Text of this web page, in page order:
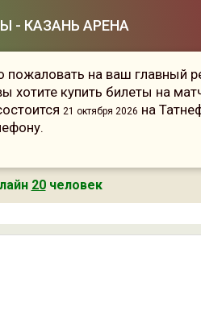
- КАЗАНЬ АРЕНА
пожаловать на ваш главный
хотите купить билеты на
21 октября 2026 на
20человек